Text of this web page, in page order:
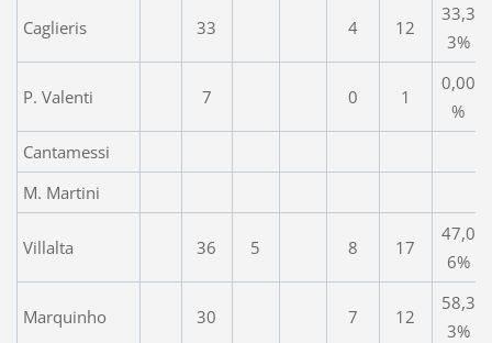
Caglieris 33 4 12
33,3
3%
P. Valenti 7 0 1
0,00
%
Cantamessi
M. Martini
Villalta 36 5 8 17
47,0
6%
Marquinho 30 7 12
58,3
3%